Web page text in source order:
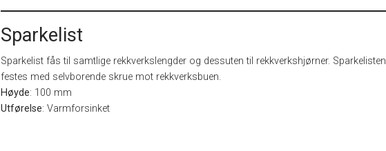
Sparkelist
Sparkelist fås til samtlige rekkverkslengder og dessuten til rekkverkshjørner. Sparkelisten
festes med selvborende skrue mot rekkverksbuen.
Høyde: 100 mm
Utførelse: Varmforsinket